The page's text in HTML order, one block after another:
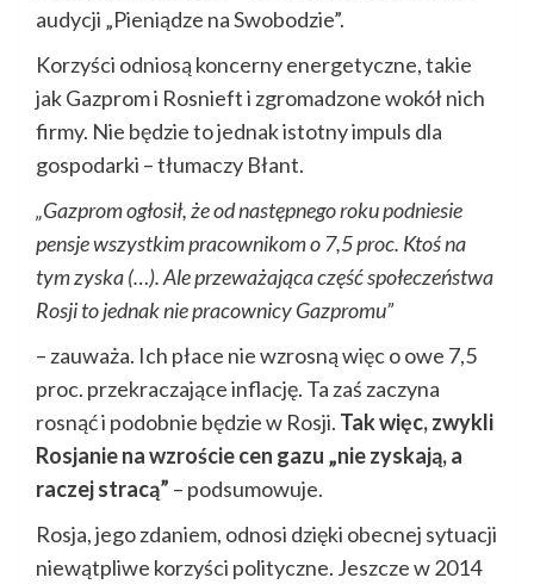
audycji „Pieniądze na Swobodzie”.
Korzyści odniosą koncerny energetyczne, takie
jak Gazprom i Rosnieft i zgromadzone wokół nich
firmy. Nie będzie to jednak istotny impuls dla
gospodarki – tłumaczy Błant.
„Gazprom ogłosił, że od następnego roku podniesie
pensje wszystkim pracownikom o 7,5 proc. Ktoś na
tym zyska (…). Ale przeważająca część społeczeństwa
Rosji to jednak nie pracownicy Gazpromu”
– zauważa. Ich płace nie wzrosną więc o owe 7,5
proc. przekraczające inflację. Ta zaś zaczyna
rosnąć i podobnie będzie w Rosji. Tak więc, zwykli
Rosjanie na wzroście cen gazu „nie zyskają, a
raczej stracą” – podsumowuje.
Rosja, jego zdaniem, odnosi dzięki obecnej sytuacji
niewątpliwe korzyści polityczne. Jeszcze w 2014